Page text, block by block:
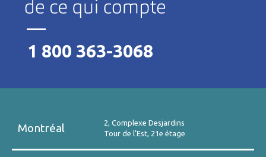
1 800 363-3068
Montréal
2, Complexe Desjardins
Tour de l’Est, 21e étage